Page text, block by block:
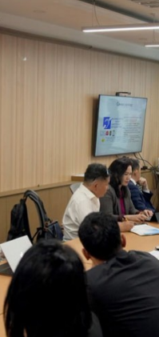
үргэлжилж байна